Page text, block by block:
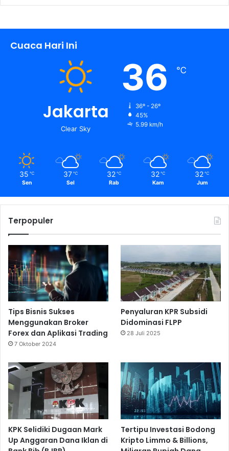
Cuaca Hari Ini
Jakarta
Clear Sky
36 ℃
36º - 26º
45%
5.99 km/h
35 ℃
Sen
37 ℃
Sel
32 ℃
Rab
32 ℃
Kam
32 ℃
Jum
Terpopuler
Tips Bisnis Sukses
Menggunakan Broker
Forex dan Aplikasi Trading
7 Oktober 2024
Penyaluran KPR Subsidi
Didominasi FLPP
28 Juli 2025
KPK Selidiki Dugaan Mark
Up Anggaran Dana Iklan di
Tertipu Investasi Bodong
Kripto Limmo & Billions,